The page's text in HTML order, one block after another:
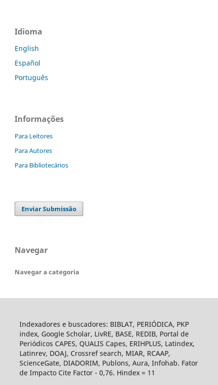
Idioma
English
Español
Português
Informações
Para Leitores
Para Autores
Para Bibliotecários
Enviar Submissão
Navegar
Navegar a categoria
Indexadores e buscadores: BIBLAT, PERIÓDICA, PKP
index, Google Scholar, LivRE, BASE, REDIB, Portal de
Periódicos CAPES, QUALIS Capes, ERIHPLUS, Latindex,
Latinrev, DOAJ, Crossref search, MIAR, RCAAP,
ScienceGate, DIADORIM, Publons, Aura, Infohab. Fator
de Impacto Cite Factor - 0,76. Hindex = 11